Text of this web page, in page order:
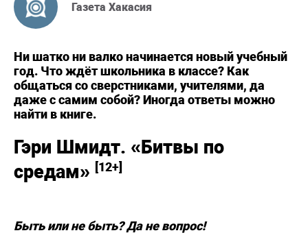
Газета Хакасия
Ни шатко ни валко начинается новый учебный
год. Что ждёт школьника в классе? Как
общаться со сверстниками, учителями, да
даже с самим собой? Иногда ответы можно
найти в книге.
Гэри Шмидт. «Битвы по
средам» [12+]
Быть или не быть? Да не вопрос!